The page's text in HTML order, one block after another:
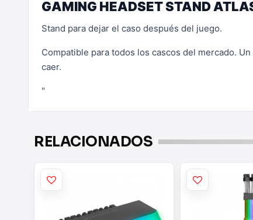
GAMING HEADSET STAND
Stand para dejar el caso después del juego.
Compatible para todos los cascos del mercado.
caer.
"
RELACIONADOS